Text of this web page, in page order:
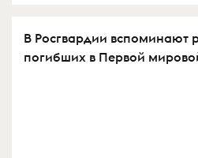
В Росгвардии вспоминают
погибших в Первой мировой